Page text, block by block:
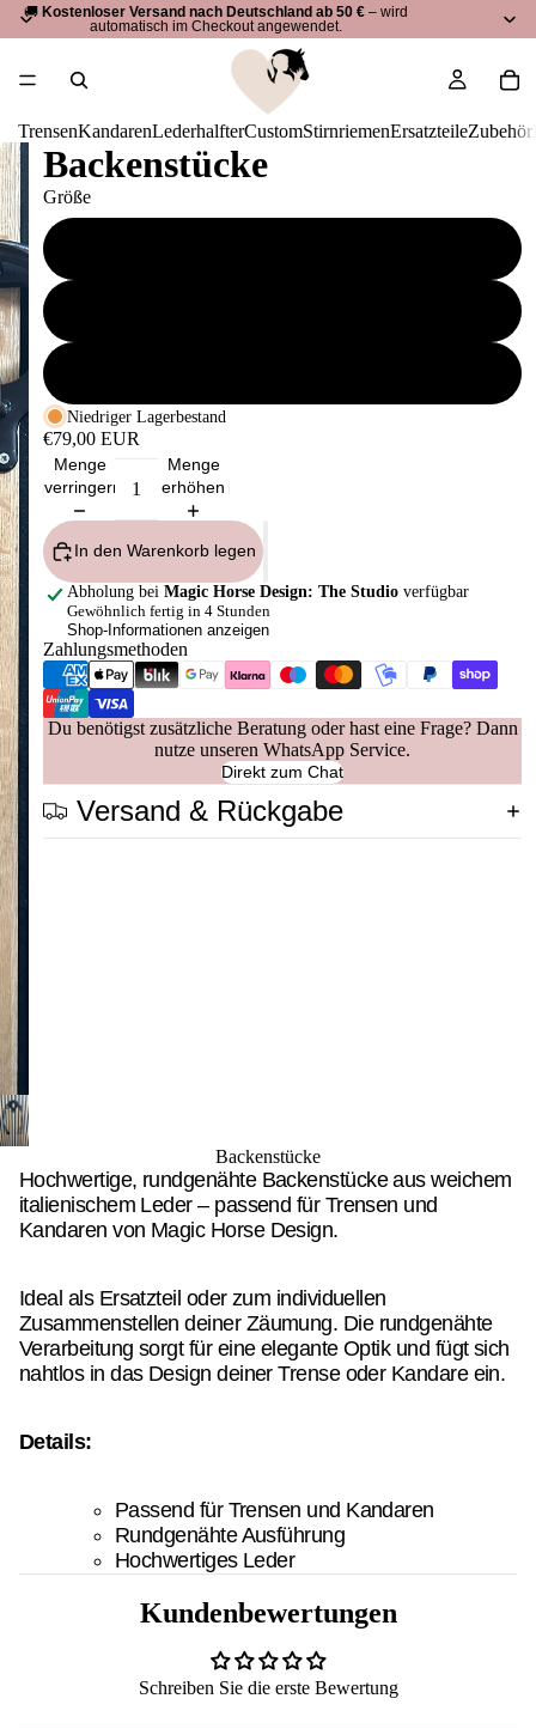
🚚 Kostenloser Versand nach Deutschland ab 50 €– wird
automatisch im Checkout angewendet.
TrensenKandarenLederhalfterCustomStirnriemenErsatzteileZubehör
Backenstücke
Größe
Niedriger Lagerbestand
€79,00 EUR
Menge
verringern
Menge
erhöhen
In den Warenkorb legen
Abholung bei Magic Horse Design: The Studio verfügbar
Gewöhnlich fertig in 4 Stunden
Shop-Informationen anzeigen
Zahlungsmethoden
Du benötigst zusätzliche Beratung oder hast eine Frage? Dann
nutze unseren WhatsApp Service.
Direkt zum Chat
Versand & Rückgabe
Backenstücke
Hochwertige, rundgenähte Backenstücke aus weichem
italienischem Leder – passend für Trensen und
Kandaren von Magic Horse Design.
Ideal als Ersatzteil oder zum individuellen
Zusammenstellen deiner Zäumung. Die rundgenähte
Verarbeitung sorgt für eine elegante Optik und fügt sich
nahtlos in das Design deiner Trense oder Kandare ein.
Details:
Passend für Trensen und Kandaren
Rundgenähte Ausführung
Hochwertiges Leder
Kundenbewertungen
Schreiben Sie die erste Bewertung